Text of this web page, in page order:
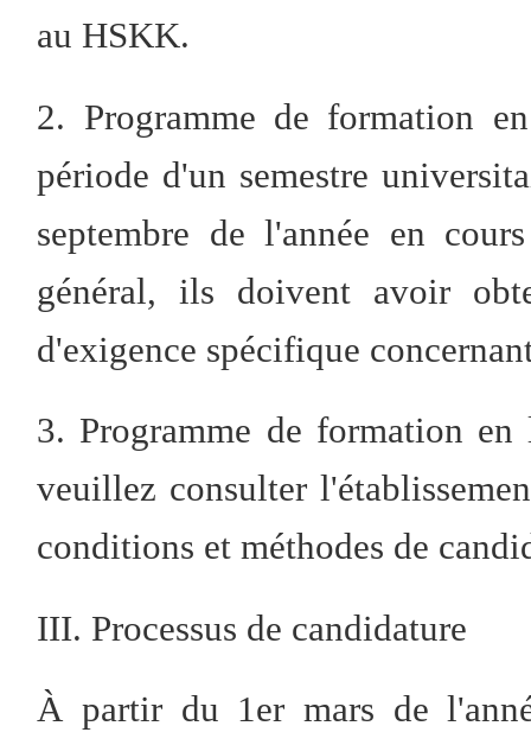
au HSKK.
2. Programme de formation
période d'un semestre
septembre de l'année en
général, ils doivent avoir
d'exigence spécifique
3. Programme de formation
veuillez consulter
conditions et méthodes de
III. Processus de candidature
À partir du 1er mars de